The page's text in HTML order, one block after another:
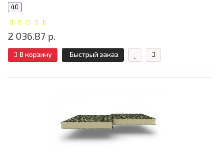
40
2 036.87 р.
В корзину Быстрый заказ